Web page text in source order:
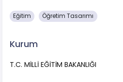
Eğitim Öğretim Tasarımı
Kurum
T.C. MİLLİ EĞİTİM BAKANLIĞI